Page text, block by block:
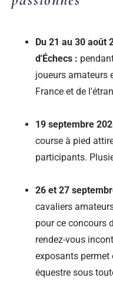
Du 21 au 30 août
d'Échecs :
joueurs amateurs
France et de
19 septembre
course à pied
participants.
26 et 27
cavaliers
pour ce concours
rendez-vous
exposants permet
équestre sous